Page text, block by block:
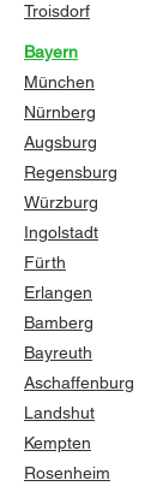
Troisdorf
Bayern
München
Nürnberg
Augsburg
Regensburg
Würzburg
Ingolstadt
Fürth
Erlangen
Bamberg
Bayreuth
Aschaffenburg
Landshut
Kempten
Rosenheim